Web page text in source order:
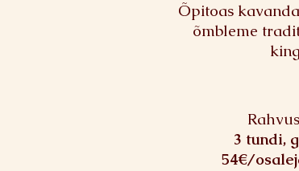
Õpitoas
õmbleme
3 tundi,
54€/